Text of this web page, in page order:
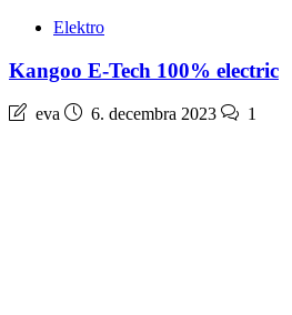
Elektro
Kangoo E-Tech 100% electric
eva 6. decembra 2023 1